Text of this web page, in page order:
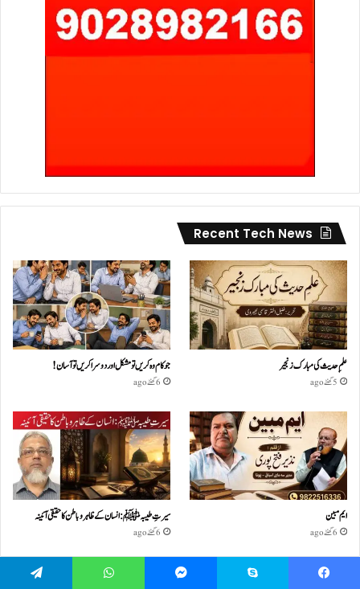
Recent Tech News
علمِ حدیث کی مبارک زنجیر
5 گھنٹے ago
جو کام وہ کریں تو مشکل اور دوسرا کریں تو آسان !
6 گھنٹے ago
ایم مبین
6 گھنٹے ago
سیرتِ طیبہﷺ: انسان کے ظاہر و باطن کا حقیقی آئینہ
6 گھنٹے ago